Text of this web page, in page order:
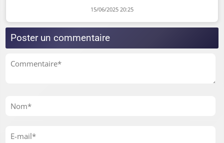
15/06/2025 20:25
Poster un commentaire